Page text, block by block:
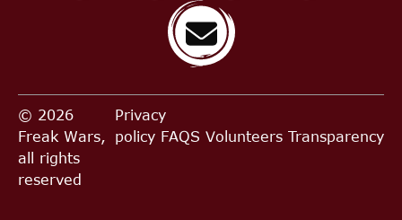
© 2026
Freak Wars,
all rights
reserved
Privacy
policy FAQS Volunteers Transparency